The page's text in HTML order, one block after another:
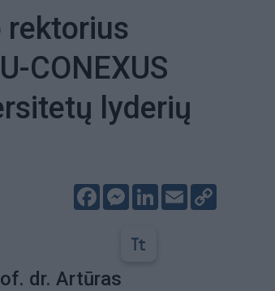
rektorius
CONEXUS
lyderių
FacebookMessenger
LinkedIn
Email
dr. Artūras